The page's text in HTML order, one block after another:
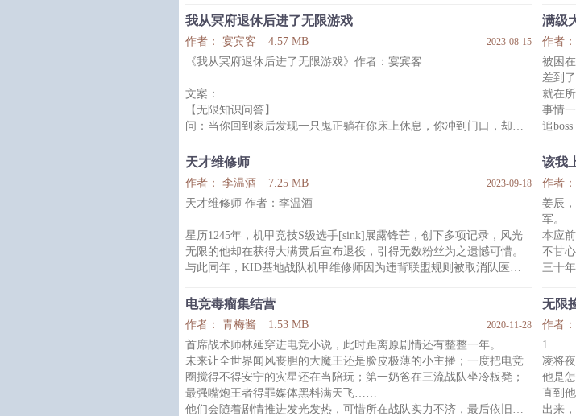
而且最惨的是他的体质十分诡异，不管在哪里都会吸引一些bt狂和偏
执狂的注意。
游戏1【恐怖直播间】阴沉且不能受一丝委屈的娇气受——已完结
欠了债的总是要还的，一旦欠了债那么便会被恐怖直播选中。
阮清被选中后，在看不见的直播间弹幕上疯狂刷着他的各种死法。
然而当直播间镜头移到阮清脸上时，弹
观众
几个
出现
在爬
MVP
只见
我从冥府退休后进了无限游戏
作者： 宴宾客 4.57 MB 2023-08-15
《我从冥府退休后进了无限游戏》作者：宴宾客
文案：
【无限知识问答】
问：当你回到家后发现一只鬼正躺在你床上休息，你冲到门口，却听
开你的家门。此时该怎么办？
在一众“躲进鞋柜”、“躲进厨房”的回答中，解方澄选择缓缓抽剑：先把
床上那只打死，再把电梯里那个打死。
*
了。
上司和蔼地问他：要不要重回人间？这样百八十年后还能来地府继续
007。
再睁眼，他进
满级
作者
被困
差到
就在
事情
追
……
百里
玩家
等下
【河神
系统
的圣
不久
天才维修师
作者： 李温酒 7.25 MB 2023-09-18
天才维修师 作者：李温酒
星历1245年，机甲竞技S级选手[sink]展露锋芒，创下多项记录，风光
无限的他却在获得大满贯后宣布退役，引得无数粉丝为之遗憾可惜。
与此同年，KID基地战队机甲维修师因为违背联盟规则被取消队医资
围争议。
“什么？招聘？工资开多少？”
“众所周知，KID非常穷，别去。”
“维修师那么少，你开这个工资在骗傻子啊？”
而没过多久，KID基地真招到一个维修师。
维修师戴着帽子看不清脸，穿着宽松的长袖，隐约能看
该我
作者
姜辰
军。
本应
不甘
三十
众玩
姜辰
——
方景
的退
开服
方景
电竞毒瘤集结营
作者： 青梅酱 1.53 MB 2020-11-28
首席战术师林延穿进电竞小说，此时距离原剧情还有整整一年。
未来让全世界闻风丧胆的大魔王还是脸皮极薄的小主播；一度把电竞
圈搅得不得安宁的灾星还在当陪玩；第一奶爸在三流战队坐冷板凳；
最强嘴炮王者得罪媒体黑料满天飞……
他们会随着剧情推进发光发热，可惜所在战队实力不济，最后依旧摆
无限
作者
1.
凌将
他是
直到
出来